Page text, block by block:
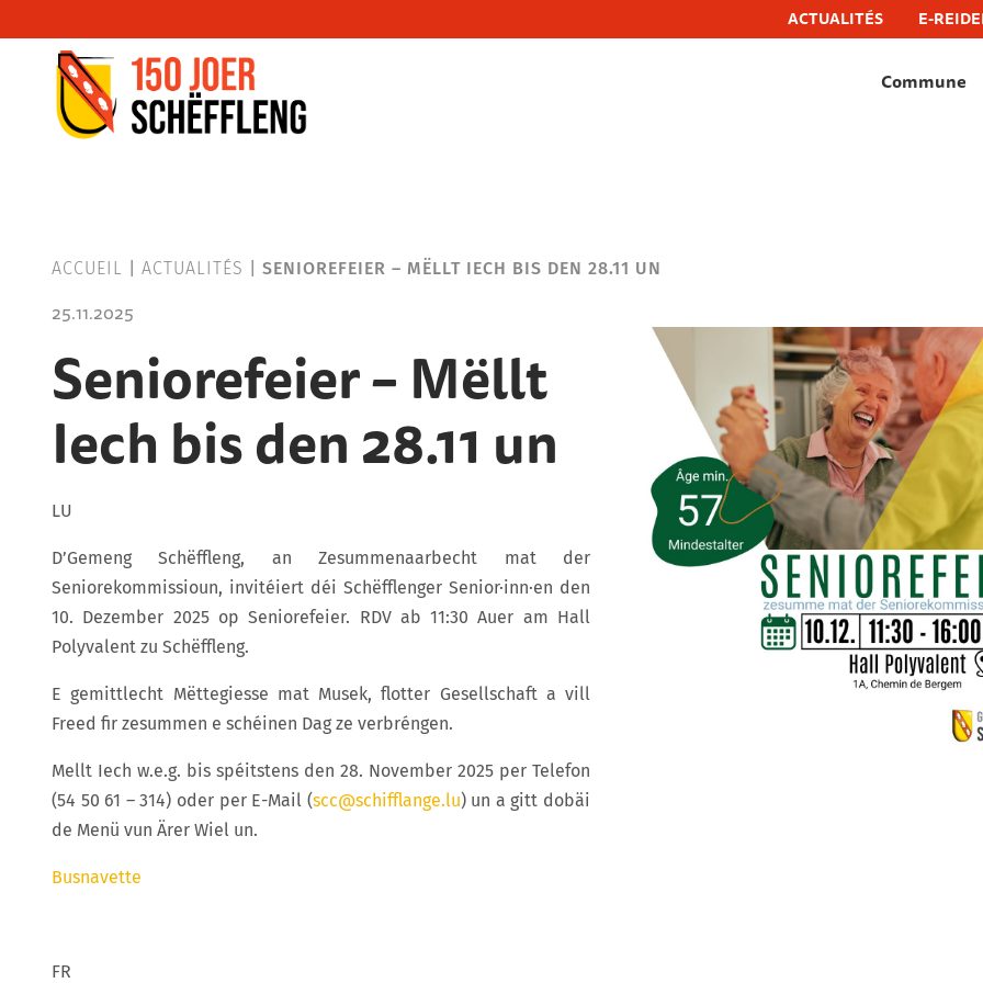
Schifflange, schifflange-logo, gemeng schëfflenge, commune de schifflange
ACTUALITÉS E-
Commune
ACCUEIL ACTUALITÉS SENIOREFEIER – MËLLT IECH BIS DEN 28.11 UN
25.11.2025
Seniorefeier – Mëllt
Iech bis den 28.11 un
LU
D’Gemeng Schëffleng, an Zesummenaarbecht mat der
Seniorekommissioun, invitéiert déi Schëfflenger Senior·inn·en den
10. Dezember 2025 op Seniorefeier. RDV ab 11:30 Auer am Hall
Polyvalent zu Schëffleng.
E gemittlecht Mëttegiesse mat Musek, flotter Gesellschaft a vill
Freed fir zesummen e schéinen Dag ze verbréngen.
Mellt Iech w.e.g. bis spéitstens den 28. November 2025 per Telefon
(54 50 61 – 314) oder per E-Mail (scc@schifflange.lu) un a gitt dobäi
de Menü vun Ärer Wiel un.
Busnavette
FR